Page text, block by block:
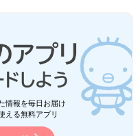
情報を毎日お届け
える無料アプリ